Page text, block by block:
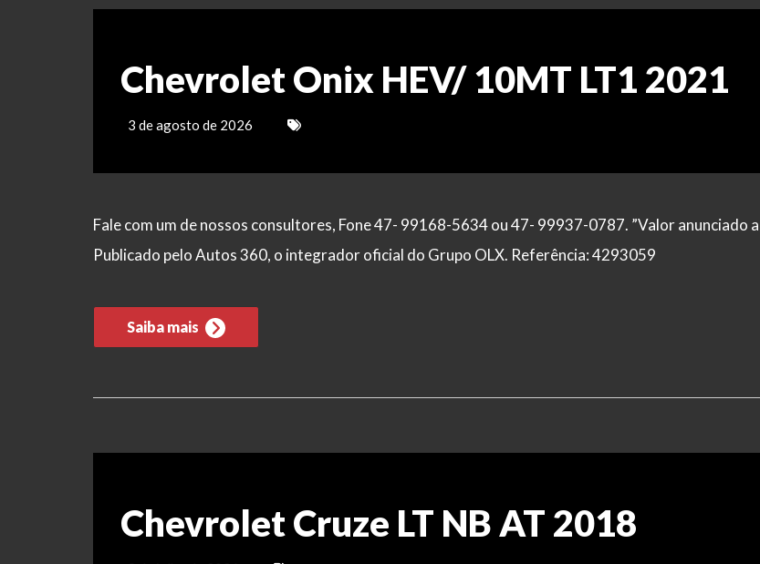
Chevrolet Onix HEV/ 10MT LT1 2021
3 de agosto de 2026
Fale com um de nossos consultores, Fone 47- 99168-5634 ou 47- 99937-0787. ”Valor anunciado a
Publicado pelo Autos 360, o integrador oficial do Grupo OLX. Referência: 4293059
Saiba mais
Chevrolet Cruze LT NB AT 2018